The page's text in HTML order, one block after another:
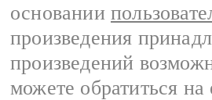
основании
произведения
произведений
можете обратиться на